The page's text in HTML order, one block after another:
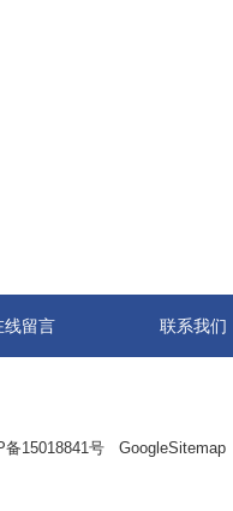
线留言 联系我们
备15018841号
GoogleSitemap